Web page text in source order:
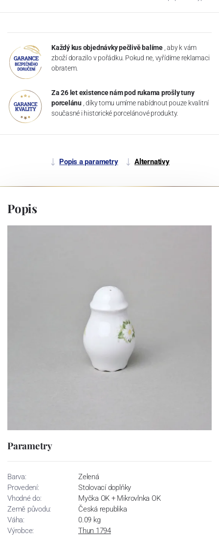
Každý kus objednávky pečlivě balíme , aby k vám
zboží dorazilo v pořádku. Pokud ne, vyřídíme reklamaci
obratem.
Za 26 let existence nám pod rukama prošly tuny
porcelánu , díky tomu umíme nabídnout pouze kvalitní
současné i historické porcelánové produkty.
Popis a parametry Alternativy
Popis
Parametry
Barva:
Zelená
Provedení:
Stolovací doplňky
Vhodné do:
Myčka OK + Mikrovlnka OK
Země původu:
Česká republika
Váha:
0.09 kg
Výrobce:
Thun 1794